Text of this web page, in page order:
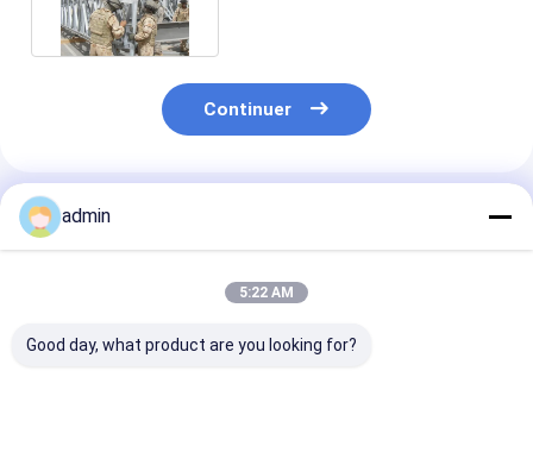
Continuer
Produits Recommandés
admin
5:22 AM
Good day, what product are you looking for?